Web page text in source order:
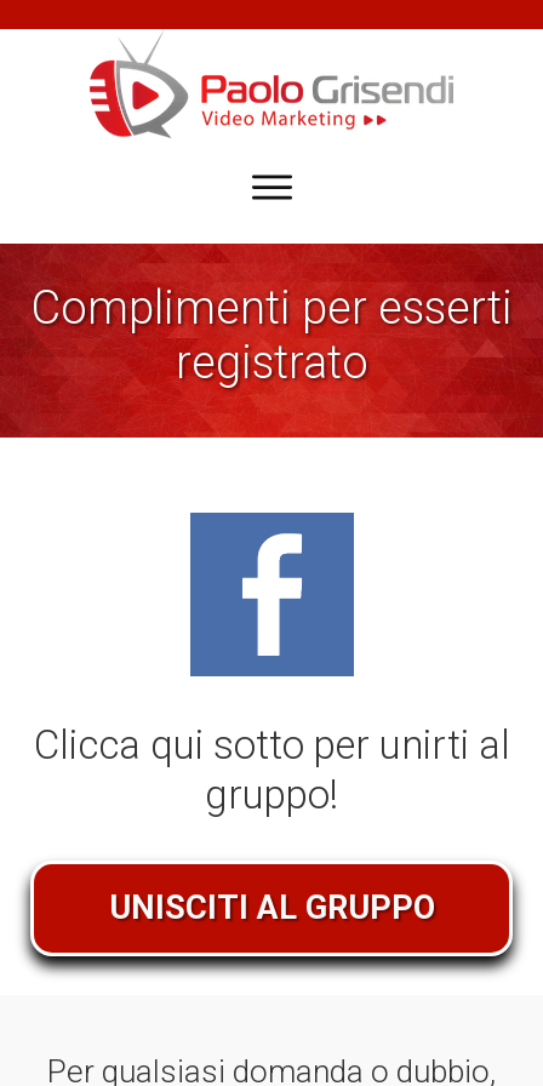
Complimenti per esserti
registrato
Clicca qui sotto per unirti al
gruppo!
UNISCITI AL GRUPPO
Per qualsiasi domanda o dubbio,